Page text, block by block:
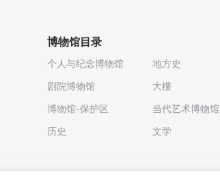
博物馆目录
个人与纪念博物馆
剧院博物馆
博物馆-保护区
历史
地方史
大樓
当代艺术博物馆
文学